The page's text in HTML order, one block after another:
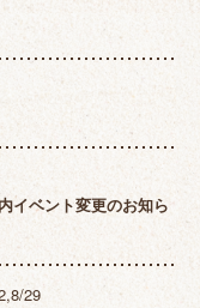
イベント変更のお知ら
29